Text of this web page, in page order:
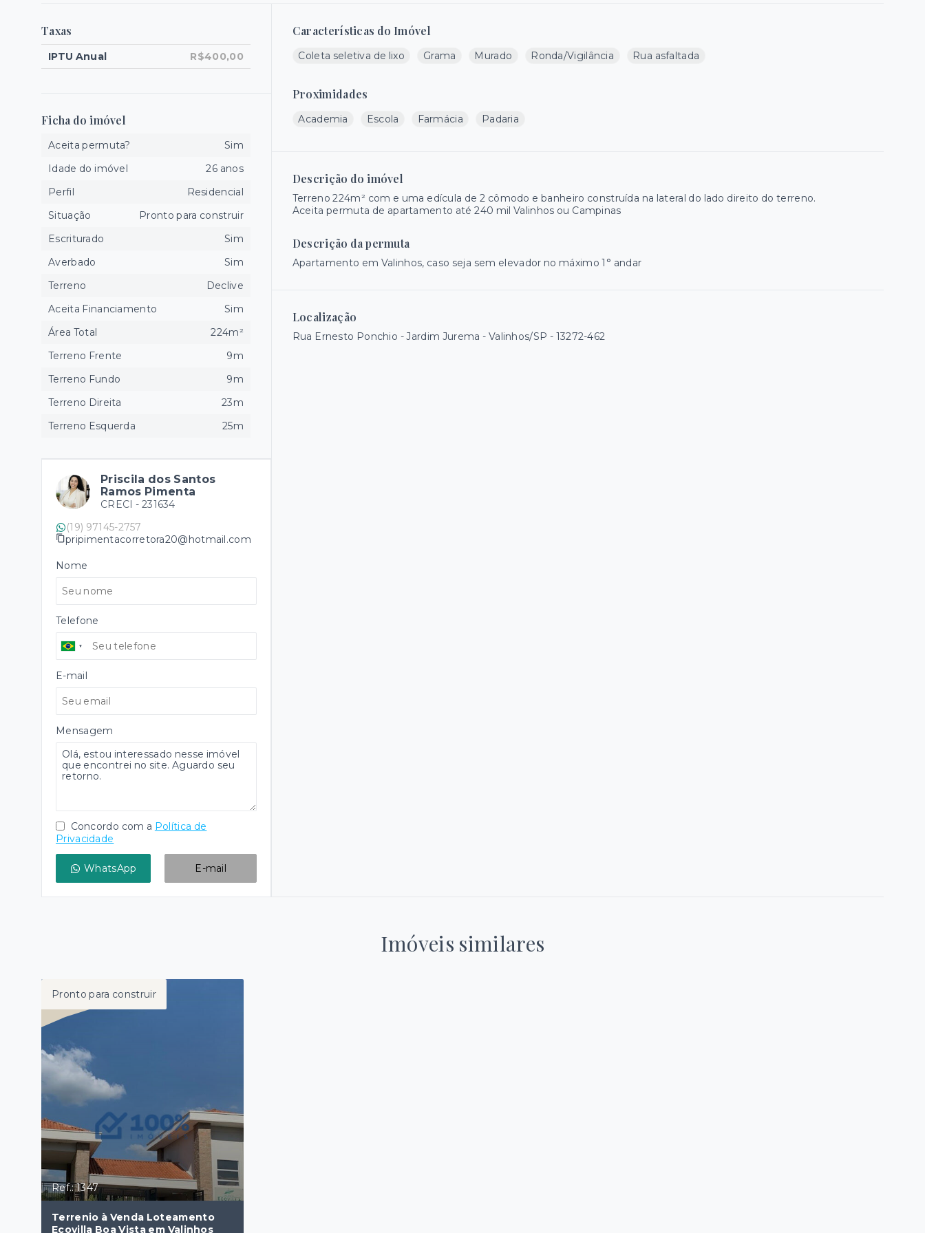
Características do Imóvel
Coleta seletiva de lixo Grama Murado Ronda/Vigilância Rua asfaltada
Proximidades
Academia Escola Farmácia Padaria
Descrição do imóvel
Terreno 224m² com e uma edícula de 2 cômodo e banheiro construída na lateral do lado direito do terreno.
Aceita permuta de apartamento até 240 mil Valinhos ou Campinas
Descrição da permuta
Apartamento em Valinhos, caso seja sem elevador no máximo 1° andar
Localização
Rua Ernesto Ponchio - Jardim Jurema - Valinhos/SP - 13272-462
Taxas
IPTU Anual R$400,00
Ficha do imóvel
Aceita permuta?
Sim
Idade do imóvel
26 anos
Perfil
Residencial
Situação
Pronto para construir
Escriturado
Sim
Averbado
Sim
Terreno
Declive
Aceita Financiamento
Sim
Área Total
224m²
Terreno Frente
9m
Terreno Fundo
9m
Terreno Direita
23m
Terreno Esquerda
25m
Priscila dos Santos
Ramos Pimenta
CRECI - 231634
(19) 97145-2757
pripimentacorretora20@hotmail.com
Nome
Telefone
E-mail
Mensagem
Concordo com a Política de
Privacidade
WhatsApp E-mail
Imóveis similares
Pronto para construir
Ref.: 1347
Terrenio à Venda Loteamento
Ecovilla Boa Vista em Valinhos